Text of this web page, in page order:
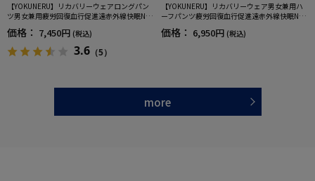
【YOKUNERU】リカバリーウェアロングパン
ツ男女兼用疲労回復血行促進遠赤外線快眠NA
NOMIX(R)【一般医療機器】SS～LLサイズ
価格： 7,450円 (税込)
3.6 （5）
【YOKUNERU】リカバリーウェア男女兼用ハ
ーフパンツ疲労回復血行促進遠赤外線快眠NA
NOMIX(R)【一般医療機器】SS～LLサイズ
価格： 6,950円 (税込)
more